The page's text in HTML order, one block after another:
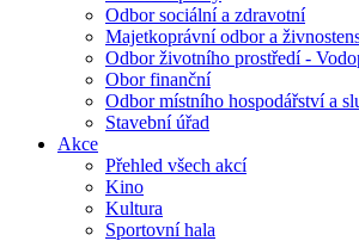
Odbor sociální a zdravotní
Majetkoprávní odbor a
Odbor životního prostředí -
Obor finanční
Odbor místního hospodářství a
Stavební úřad
Akce
Přehled všech akcí
Kino
Kultura
Sportovní hala